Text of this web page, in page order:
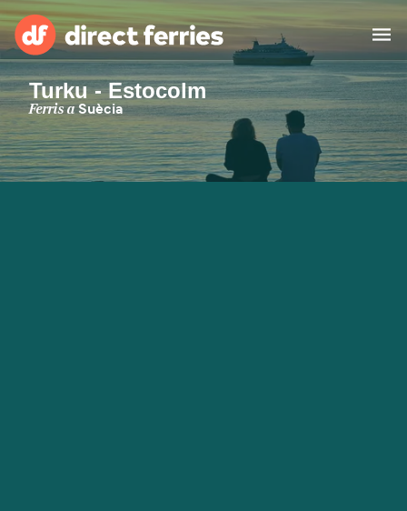
Països
Bitllets de Ferry
Turku - Estocolm
Ferris aSuècia